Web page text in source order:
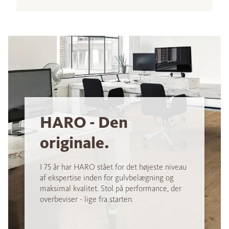
HARO - Den
originale.
I 75 år har HARO stået for det højeste niveau
af ekspertise inden for gulvbelægning og
maksimal kvalitet. Stol på performance, der
overbeviser - lige fra starten.